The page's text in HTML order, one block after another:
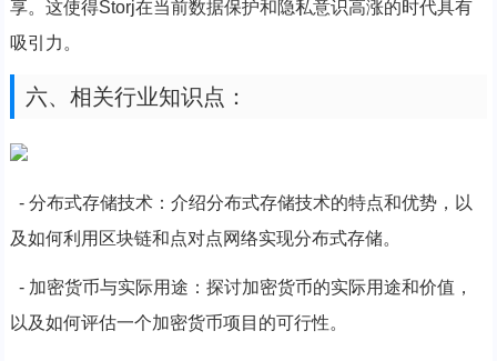
享。这使得Storj在当前数据保护和隐私意识高涨的时代具有
吸引力。
六、相关行业知识点：
- 分布式存储技术：介绍分布式存储技术的特点和优势，以
及如何利用区块链和点对点网络实现分布式存储。
- 加密货币与实际用途：探讨加密货币的实际用途和价值，
以及如何评估一个加密货币项目的可行性。